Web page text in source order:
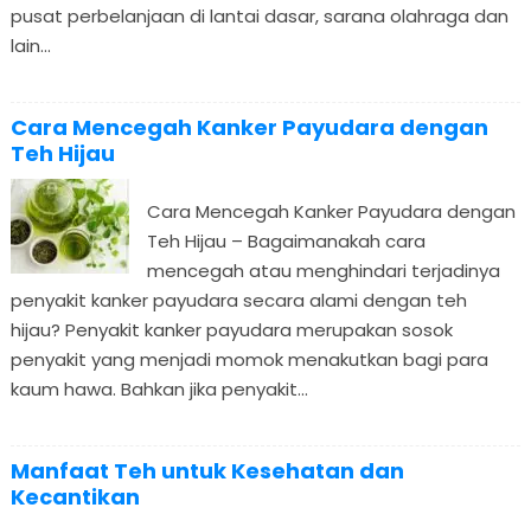
pusat perbelanjaan di lantai dasar, sarana olahraga dan
lain...
Cara Mencegah Kanker Payudara dengan
Teh Hijau
Cara Mencegah Kanker Payudara dengan
Teh Hijau – Bagaimanakah cara
mencegah atau menghindari terjadinya
penyakit kanker payudara secara alami dengan teh
hijau? Penyakit kanker payudara merupakan sosok
penyakit yang menjadi momok menakutkan bagi para
kaum hawa. Bahkan jika penyakit...
Manfaat Teh untuk Kesehatan dan
Kecantikan